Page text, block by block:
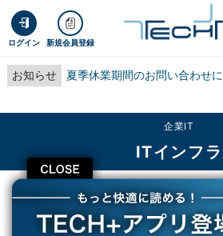
ログイン 新規会員登録
お知らせ 夏季休業期間のお問い合わせ
CLOSE
企業IT
ITインフラ
TECH+ 企業IT
ITインフラ
マルチDRMでの著作権保護コンテンツ配信システ